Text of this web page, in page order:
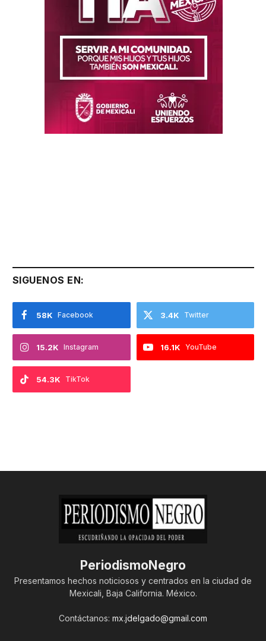
SIGUENOS EN:
Facebook
58K Twitter
3.4K
Instagram
15.2K YouTube
16.1K
TikTok
54.3K
PeriodismoNegro
Presentamos hechos noticiosos y centrados en la ciudad de
Mexicali, Baja California. México.
Contáctanos: mx.jdelgado@gmail.com